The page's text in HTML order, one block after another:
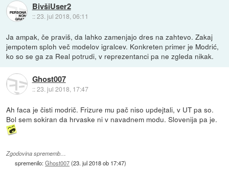
BivšiUser2
::23. jul 2018, 06:11
Ja ampak, če praviš, da lahko zamenjajo dres na zahtevo. Zakaj
jempotem sploh več modelov igralcev. Konkreten primer je Modrić,
ko so se ga za Real potrudi, v reprezentanci pa ne zgleda nikak.
Ghost007
::23. jul 2018, 17:47
Ah faca je čisti modrič. Frizure mu pač niso updejtali, v UT pa so.
Bol sem sokiran da hrvaske ni v navadnem modu. Slovenija pa je.
Zgodovina sprememb…
spremenilo:Ghost007(23. jul 2018 ob 17:47)